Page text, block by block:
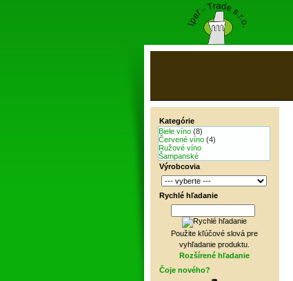
Kategórie
Biele víno (8)
Červené víno (4)
Ružové víno
Šampanské
Výrobcovia
Rychlé hľadanie
Použite kľúčové slová pre
vyhľadanie produktu.
Rozšírené hľadanie
Čoje nového?